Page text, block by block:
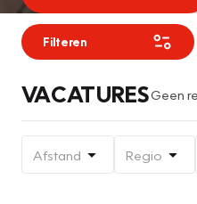
Filteren
VACATURESGeen
Afstand Regio